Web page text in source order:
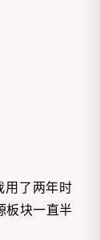
用了两年时
板块一直半